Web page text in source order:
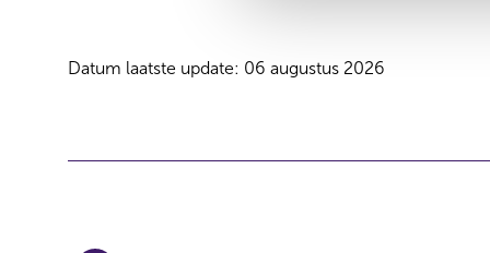
s
c
Datum laatste update: 06 augustus 2026